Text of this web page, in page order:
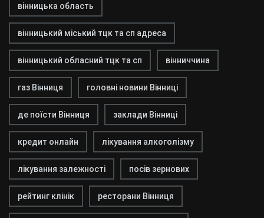
вінницька область
вінницький міський тцк та сп адреса
вінницький обласний тцк та сп вінниччина
газ Вінниця головні новини Вінниці
де поїсти Вінниця заклади Вінниці
кредит онлайн лікування алкоголізму
лікування залежності посів зернових
рейтинг клінік ресторани Вінниця